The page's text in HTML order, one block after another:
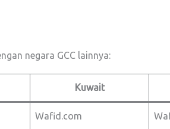
negara GCC lainnya:
Kuwait
Wafid.com